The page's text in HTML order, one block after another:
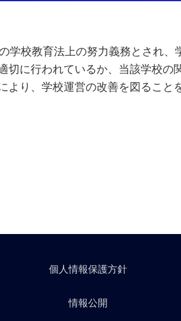
学校教育法上の努力義務とされ、
切に行われているか、当該学校の
り、学校運営の改善を図ること
個人情報保護方針
情報公開